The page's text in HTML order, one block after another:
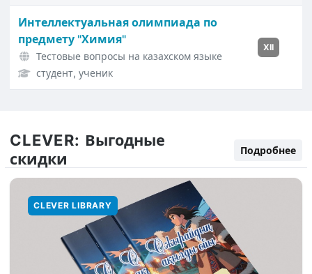
Интеллектуальная олимпиада по
предмету "Химия"
Тестовые вопросы на казахском языке
студент, ученик
XII
CLEVER: Выгодные
скидки
Подробнее
CLEVER LIBRARY